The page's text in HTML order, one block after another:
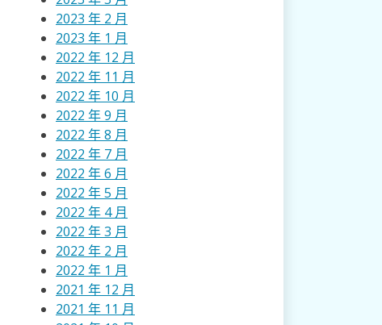
2023 年 2 月
2023 年 1 月
2022 年 12 月
2022 年 11 月
2022 年 10 月
2022 年 9 月
2022 年 8 月
2022 年 7 月
2022 年 6 月
2022 年 5 月
2022 年 4 月
2022 年 3 月
2022 年 2 月
2022 年 1 月
2021 年 12 月
2021 年 11 月